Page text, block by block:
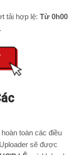
tải hợp lệ: Từ 0h00
toàn các điều
sẽ được